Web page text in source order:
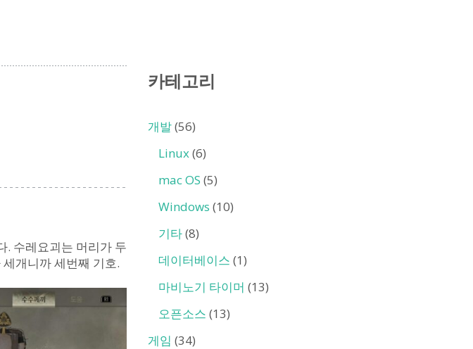
. 수레요괴는 머리가 두
개니까 세번째 기호.
카테고리
개발(56)
Linux(6)
mac OS (5)
Windows (10)
기타(8)
데이터베이스 (1)
마비노기 타이머 (13)
오픈소스 (13)
게임 (34)